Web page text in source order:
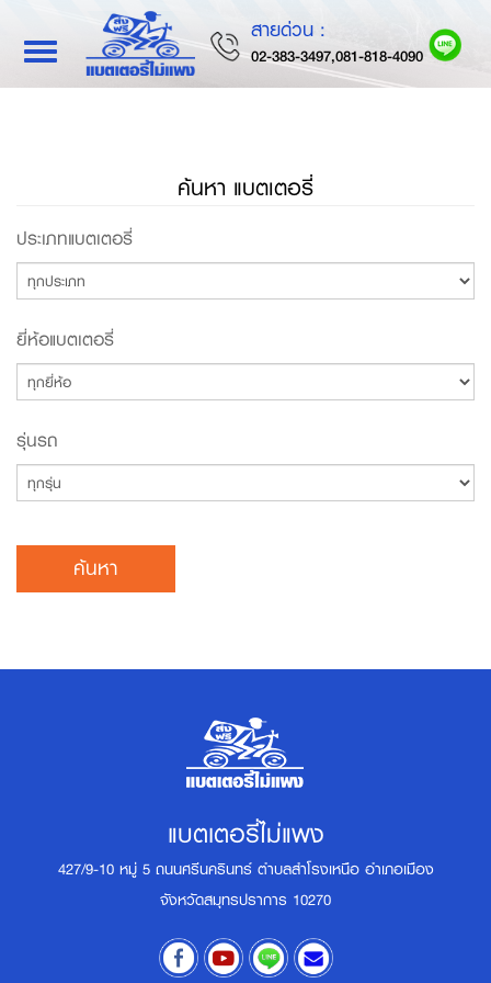
Toggle
navigation
สายด่วน :
02-383-3497,081-818-4090
ค้นหา แบตเตอรี่
ประเภทแบตเตอรี่
ยี่ห้อแบตเตอรี่
รุ่นรถ
ค้นหา
แบตเตอรี่ไม่แพง
427/9-10 หมู่ 5 ถนนศรีนครินทร์ ตำบลสำโรงเหนือ อำเภอเมือง
จังหวัดสมุทรปราการ 10270